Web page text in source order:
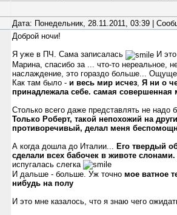
Дата: Понедельник, 28.11.2011, 03:39 |
Доброй ночи!
Я уже в ПЧ. Сама записалась
И
Марина, спасибо за ... что-то нереальное,
наслаждение, это гораздо больше...
Как там было - и весь мир исчез Я ни о
принадлежала себе. самая совершенная
Столько всего даже представлять не надо
Только Роберт, такой непохожий на
противоречивый, делал меня
А когда дошла до Италии... Его твердый
сделали всех бабочек в животе слонами.
испугалась слегка
И дальше - больше. Уж точно мое ватное
нибудь на полу
И это мне казалось, что я знаю чего